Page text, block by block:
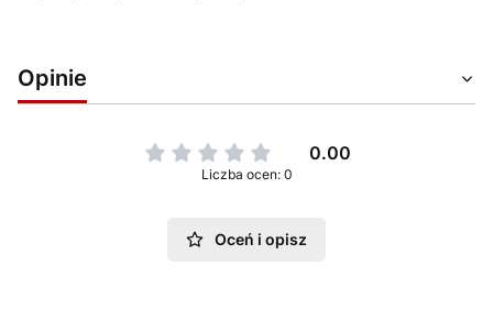
Opinie
0.00
Liczba ocen: 0
Oceń i opisz